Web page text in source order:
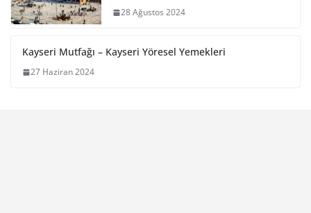
28 Ağustos 2024
Kayseri Mutfağı – Kayseri Yöresel Yemekleri
27 Haziran 2024